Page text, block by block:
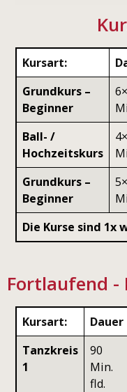
Kursart:
Grundkurs –
Beginner
Ball- /
Hochzeitskurs
Grundkurs –
Beginner
Die Kurse sind
Fortlaufend -
Kursart: Dauer
Tanzkreis
1
90
Min.
fld.